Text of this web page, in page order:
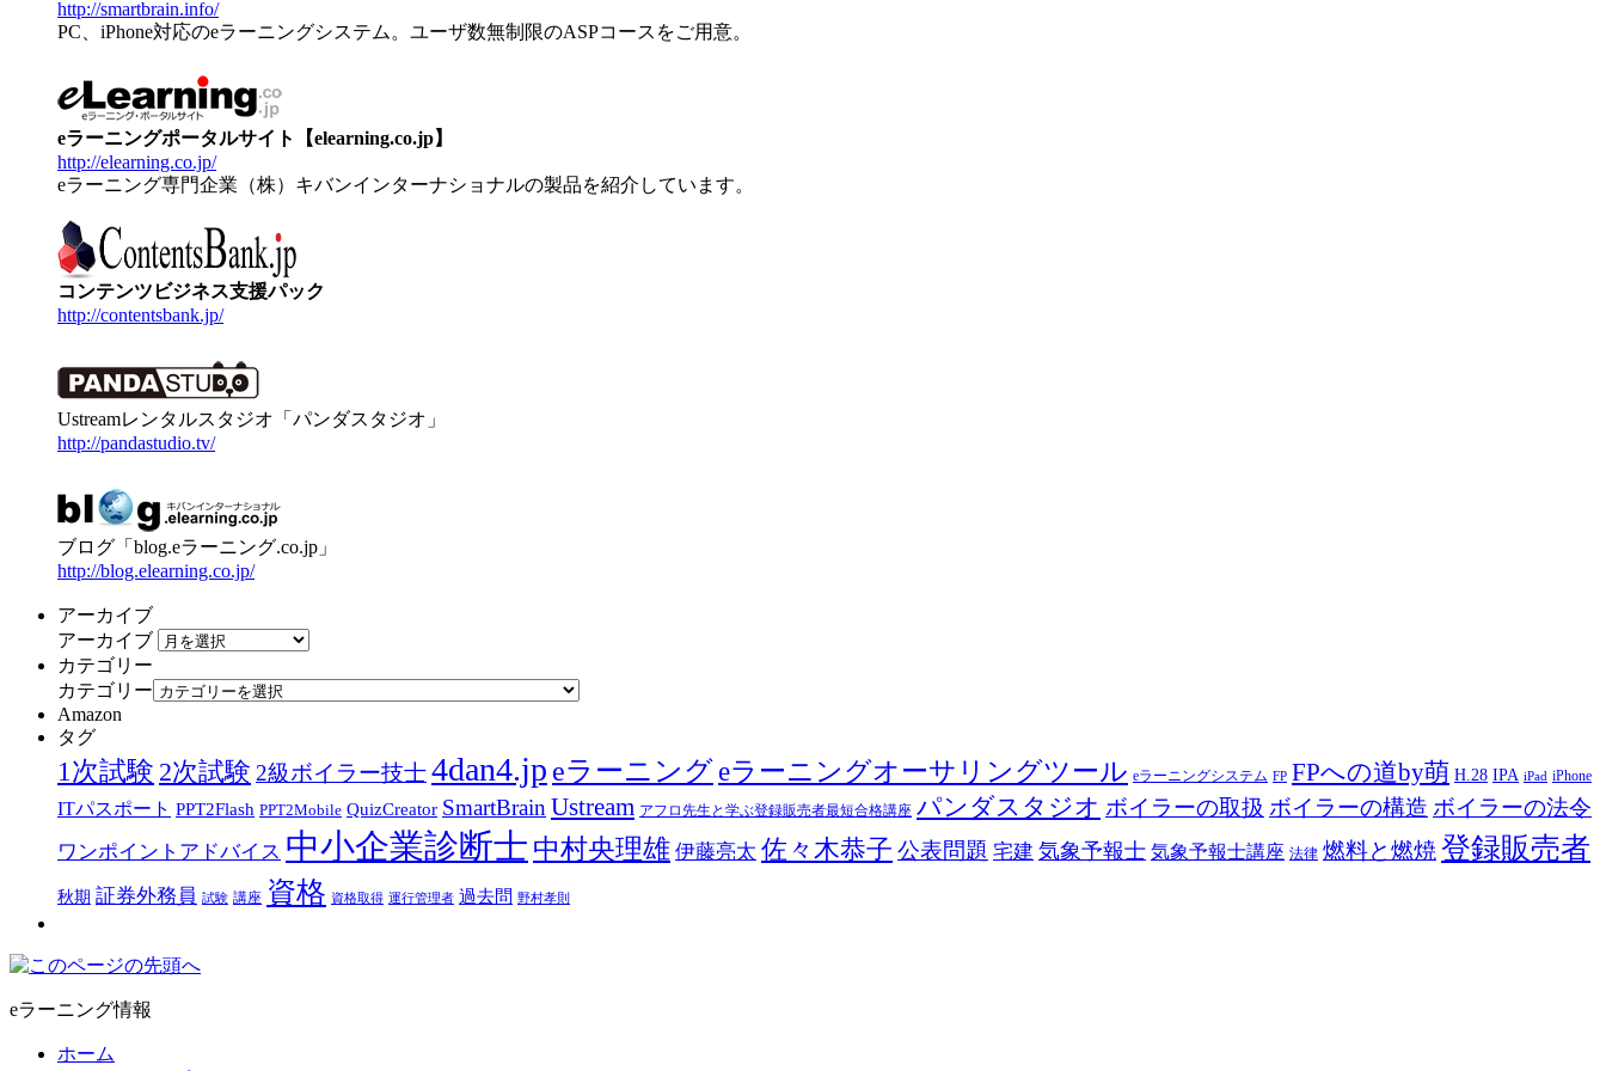
http://smartbrain.info/
PC、iPhone対応のeラーニングシステム。ユーザ数無制限のASPコースをご用意。
eラーニングポータルサイト【elearning.co.jp】
http://elearning.co.jp/
eラーニング専門企業（株）キバンインターナショナルの製品を紹介しています。
コンテンツビジネス支援パック
http://contentsbank.jp/
Ustreamレンタルスタジオ「パンダスタジオ」
http://pandastudio.tv/
ブログ「blog.eラーニング.co.jp」
http://blog.elearning.co.jp/
アーカイブ
アーカイブ
カテゴリー
カテゴリー
Amazon
タグ
1次試験 2次試験 2級ボイラー技士4dan4.jp eラーニング eラーニングオーサリングツール eラーニングシステム FP FPへの道by萌 H.28 IPA iPad iPhone
ITパスポート PPT2Flash PPT2Mobile QuizCreator SmartBrainUstream アフロ先生と学ぶ登録販売者最短合格講座 パンダスタジオ ボイラーの取扱 ボイラーの構造 ボイラーの法令
ワンポイントアドバイス 中小企業診断士 中村央理雄 伊藤亮太 佐々木恭子 公表問題 宅建 気象予報士 気象予報士講座 法律 燃料と燃焼登録販売者
秋期 証券外務員 試験 講座 資格 資格取得 運行管理者 過去問 野村孝則
eラーニング情報
ホーム